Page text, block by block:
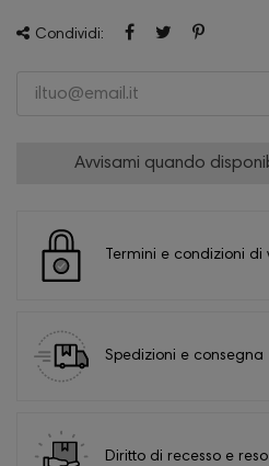
Condividi:
Avvisami quando
Termini e condizioni di
Spedizioni e consegna
Diritto di recesso e